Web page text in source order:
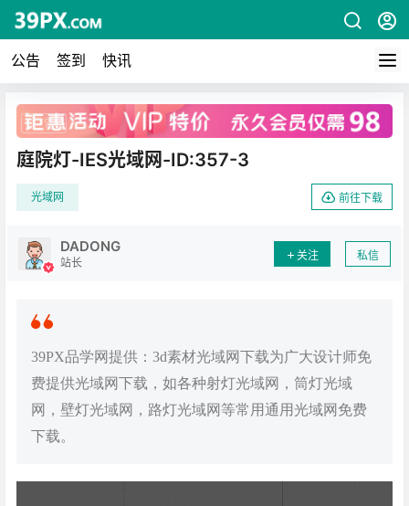
公告 签到 快讯
广告
庭院灯-IES光域网-ID:357-3
光域网 前往下载
DADONG
站长
关注 私信
39PX品学网提供：3d素材光域网下载为广大设计师免
费提供光域网下载，如各种射灯光域网，筒灯光域
网，壁灯光域网，路灯光域网等常用通用光域网免费
下载。